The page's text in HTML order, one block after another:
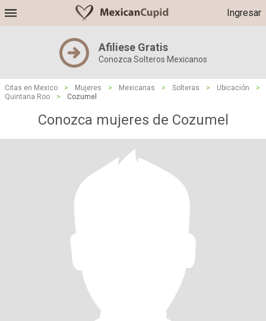
Ingresar
Afiliese Gratis
Conozca Solteros Mexicanos
Citas en Mexico > Mujeres > Mexicanas > Solteras > Ubicación
>
Quintana Roo
> Cozumel
Conozca mujeres de Cozumel